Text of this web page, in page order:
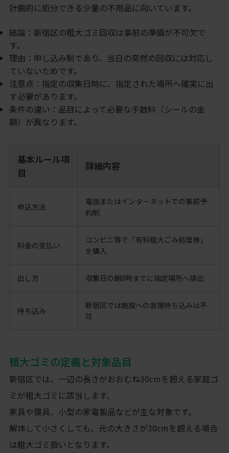
計画的に処分できる少量の不用品に向いています。
結論：新宿区の粗大ゴミ回収は事前の準備が不可欠で
す。
理由：申し込み制であり、当日の突然の回収には対応し
ていないためです。
注意点：指定の収集日時に、指定された場所へ確実に出
す必要があります。
条件の違い：品目によって必要な手数料（シールの金
額）が異なります。
基本ルール項
目
詳細内容
申込方法
電話またはインターネットでの事前予
約制
料金の支払い
コンビニ等で「有料粗大ごみ処理券」
を購入
出し方 収集日の朝8時までに指定場所へ排出
持ち込み
新宿区では施設への直接持ち込みは不
可
粗大ゴミの定義と対象品目
新宿区では、一辺の長さがおおむね30cmを超える家庭ゴ
ミが粗大ゴミに該当します。
家具や寝具、小型の家電製品などが主な対象です。
解体して小さくしても、元の大きさが30cmを超える場合
は粗大ゴミ扱いとなります。